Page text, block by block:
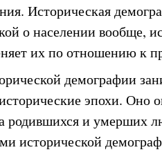
Историческая
о населении вообще,
их по отношению к
демографии
эпохи. Оно
родившихся и умерших
исторической